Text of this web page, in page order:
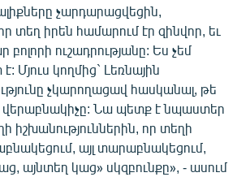
չարդարացվեցին,
տեղ իրեն համարում էր զինվոր, եւ
ուշադրությանը: Ես չեմ
Մյուս կողմից` Լեռնային
չկարողացավ հասկանալ, թե
վերաբնակիչը: Նա պետք է նպաստեր
իշխանություններին, որ տեղի
այլ տարաբնակեցում,
այնտեղ կաց» սկզբունքը», - ասում